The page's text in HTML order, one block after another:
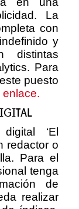
La
con
y
distintas
Para
puesto
‘El
redactor o
Para el
tenga
de
realizar